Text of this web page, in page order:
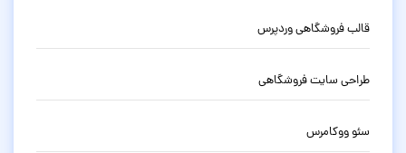
قالب فروشگاهی وردپرس
طراحی سایت فروشگاهی
سئو ووکامرس